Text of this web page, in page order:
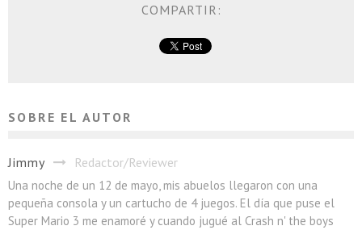
COMPARTIR:
SOBRE EL AUTOR
Jimmy Redactor/Reviewer
Una noche de un 12 de mayo, mis abuelos llegaron con una
pequeña consola y un cartucho de 4 juegos. El día que puse el
Super Mario 3 me enamoré y cuando jugué al Crash n' the boys